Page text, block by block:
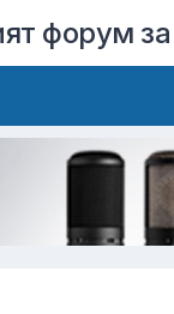
форум